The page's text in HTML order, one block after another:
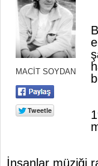
MACİT SOYDAN
İnsanlar müziği